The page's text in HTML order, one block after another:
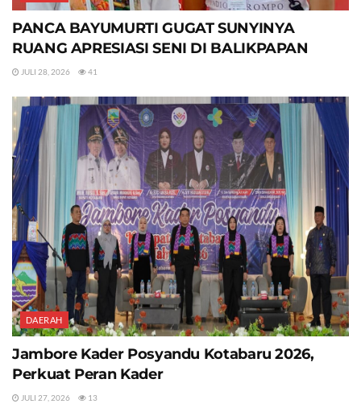
PANCA BAYUMURTI GUGAT SUNYINYA
RUANG APRESIASI SENI DI BALIKPAPAN
JULI 28, 2026 41
DAERAH
Jambore Kader Posyandu Kotabaru 2026,
Perkuat Peran Kader
JULI 27, 2026 13